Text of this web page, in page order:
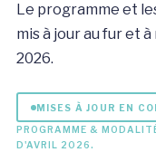
Le programme et
mis à jour au fur et
2026.
MISES À JOUR EN
PROGRAMME &
D'AVRIL 2026.